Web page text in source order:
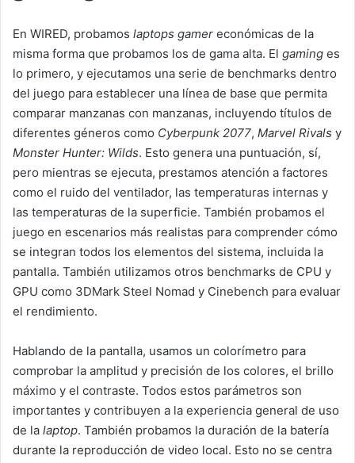
En WIRED, probamos laptops gamer económicas de la
misma forma que probamos los de gama alta. El gaming es
lo primero, y ejecutamos una serie de benchmarks dentro
del juego para establecer una línea de base que permita
comparar manzanas con manzanas, incluyendo títulos de
diferentes géneros como Cyberpunk 2077, Marvel Rivals y
Monster Hunter: Wilds. Esto genera una puntuación, sí,
pero mientras se ejecuta, prestamos atención a factores
como el ruido del ventilador, las temperaturas internas y
las temperaturas de la superficie. También probamos el
juego en escenarios más realistas para comprender cómo
se integran todos los elementos del sistema, incluida la
pantalla. También utilizamos otros benchmarks de CPU y
GPU como 3DMark Steel Nomad y Cinebench para evaluar
el rendimiento.
Hablando de la pantalla, usamos un colorímetro para
comprobar la amplitud y precisión de los colores, el brillo
máximo y el contraste. Todos estos parámetros son
importantes y contribuyen a la experiencia general de uso
de la laptop. También probamos la duración de la batería
durante la reproducción de video local. Esto no se centra